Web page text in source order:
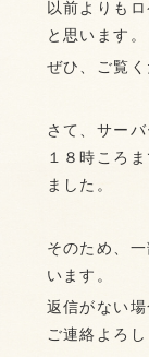
以前よりも
と思います。
ぜひ、ご覧く
さて、サー
１８時ころ
ました。
そのため、
います。
返信がない
ご連絡よろ